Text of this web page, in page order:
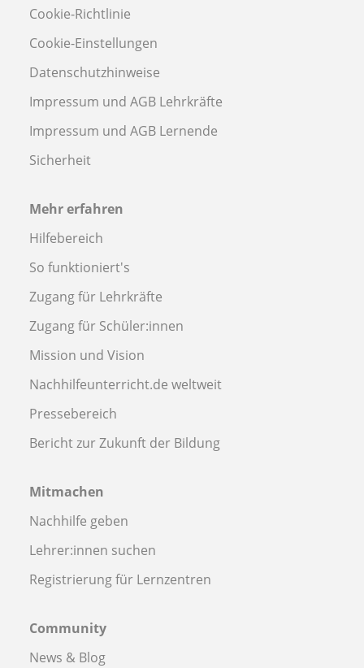
Cookie-Richtlinie
Cookie-Einstellungen
Datenschutzhinweise
Impressum und AGB Lehrkräfte
Impressum und AGB Lernende
Sicherheit
Mehr erfahren
Hilfebereich
So funktioniert's
Zugang für Lehrkräfte
Zugang für Schüler:innen
Mission und Vision
Nachhilfeunterricht.de weltweit
Pressebereich
Bericht zur Zukunft der Bildung
Mitmachen
Nachhilfe geben
Lehrer:innen suchen
Registrierung für Lernzentren
Community
News & Blog